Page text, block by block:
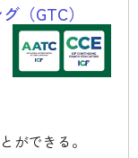
（GTC）
ができる。